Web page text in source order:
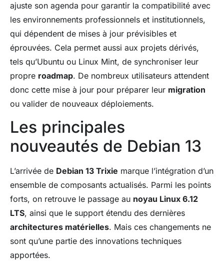
ajuste son agenda pour garantir la compatibilité avec
les environnements professionnels et institutionnels,
qui dépendent de mises à jour prévisibles et
éprouvées. Cela permet aussi aux projets dérivés,
tels qu’Ubuntu ou Linux Mint, de synchroniser leur
propre roadmap. De nombreux utilisateurs attendent
donc cette mise à jour pour préparer leur migration
ou valider de nouveaux déploiements.
Les principales
nouveautés de Debian 13
L’arrivée de Debian 13 Trixie marque l’intégration d’un
ensemble de composants actualisés. Parmi les points
forts, on retrouve le passage au noyau Linux 6.12
LTS, ainsi que le support étendu des dernières
architectures matérielles. Mais ces changements ne
sont qu’une partie des innovations techniques
apportées.